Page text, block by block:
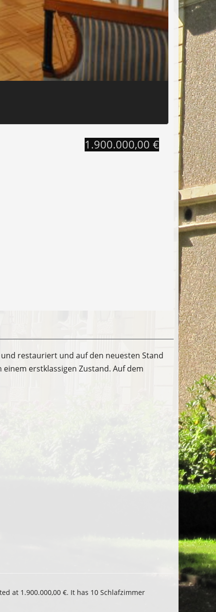
1.900.000,00 €
restauriert und auf den neuesten Stand
erstklassigen Zustand. Auf dem
at 1.900.000,00 €. It has 10 Schlafzimmer